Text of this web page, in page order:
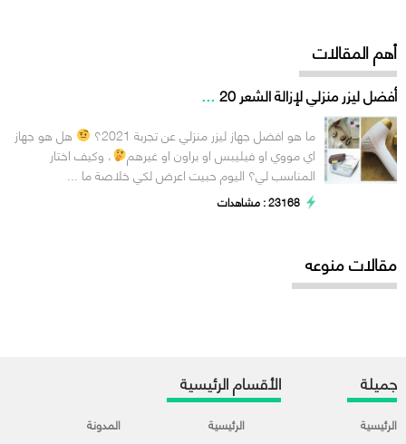
أهم المقالات
أفضل ليزر منزلي لإزالة الشعر 20 ...
ما هو افضل جهاز ليزر منزلي عن تجربة 2021؟
هل هو جهاز
اي مووي او فيليبس او براون او غيرهم
، وكيف اختار
المناسب لي؟ اليوم حبيت اعرض لكي خلاصة ما ...
23168 : مشاهدات
مقالات منوعه
جميلة
الرئيسية
الأقسام الرئيسية
الرئيسية
المدونة